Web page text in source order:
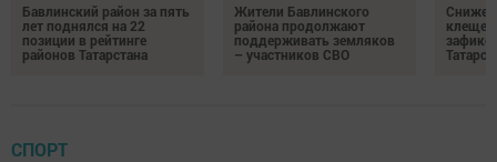
Бавлинский район за пять
лет поднялся на 22
позиции в рейтинге
районов Татарстана
Жители Бавлинского
района продолжают
поддерживать земляков
– участников СВО
клещей
СПОРТ